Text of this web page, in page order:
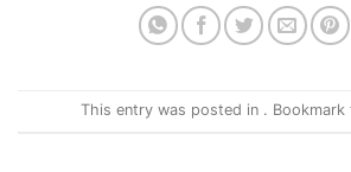
This entry was posted in . Bookmark